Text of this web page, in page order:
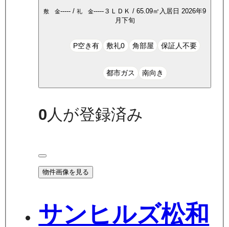
敷 金----- / 礼 金----- ３ＬＤＫ / 65.09㎡ 入居日 2026年9
月下旬
P空き有 敷礼0 角部屋 保証人不要
都市ガス 南向き
0 人が登録済み
物件画像を見る
サンヒルズ松和